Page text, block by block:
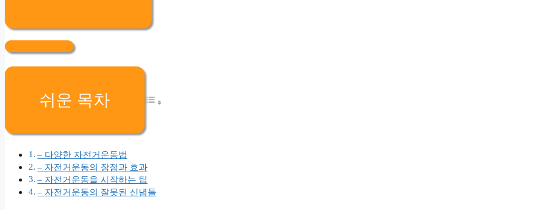
쉬운 목차
– 다양한 자전거운동법
– 자전거운동의 장점과 효과
– 자전거운동을 시작하는 팁
– 자전거운동의 잘못된 신념들